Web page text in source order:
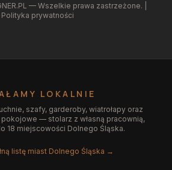
— Wszelkie prawa zastrzeżone. |
Polityka prywatności
LOKALNIE
szafy, garderoby, wiatrołapy oraz
— stolarz z własną pracownią,
18 miejscowości Dolnego Śląska.
listę miast Dolnego Śląska →